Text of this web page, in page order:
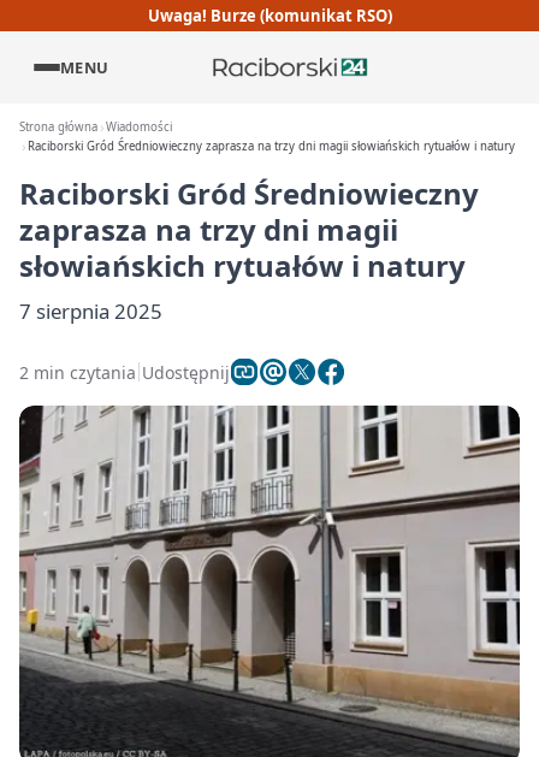
Uwaga! Burze (komunikat RSO)
MENU
Strona główna Wiadomości
Raciborski Gród Średniowieczny zaprasza na trzy dni magii słowiańskich rytuałów i natury
Raciborski Gród Średniowieczny
zaprasza na trzy dni magii
słowiańskich rytuałów i natury
7 sierpnia 2025
2 min czytania Udostępnij